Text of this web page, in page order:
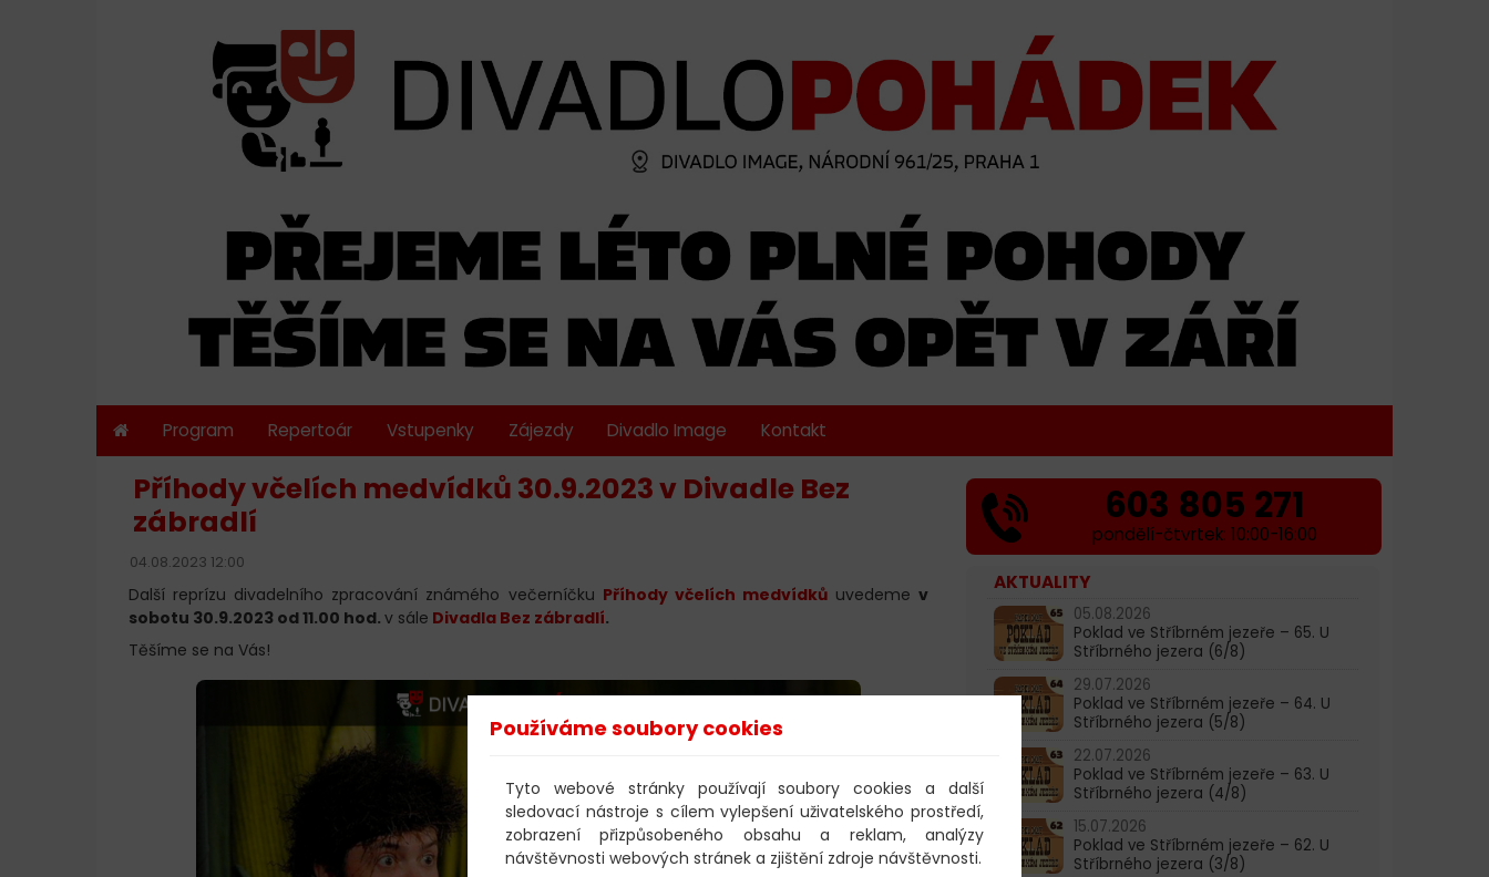
Program Repertoár Vstupenky Zájezdy Divadlo Image Kontakt
Příhody včelích medvídků 30.9.2023 v Divadle Bez
zábradlí
04.08.2023 12:00
Další reprízu divadelního zpracování známého večerníčku Příhody včelích medvídkůuvedemev
sobotu 30.9.2023 od 11.00 hod. v sále Divadla Bez zábradlí.
Těšíme se na Vás!
603 805 271
pondělí-čtvrtek: 10:00-16:00
AKTUALITY
05.08.2026
Poklad ve Stříbrném jezeře – 65. U
Stříbrného jezera (6/8)
29.07.2026
Poklad ve Stříbrném jezeře – 64. U
Stříbrného jezera (5/8)
22.07.2026
Poklad ve Stříbrném jezeře – 63. U
Stříbrného jezera (4/8)
15.07.2026
Poklad ve Stříbrném jezeře – 62. U
Stříbrného jezera (3/8)
Používáme soubory cookies
Tyto webové stránky používají soubory cookies a další
sledovací nástroje s cílem vylepšení uživatelského prostředí,
zobrazení přizpůsobeného obsahu a reklam, analýzy
návštěvnosti webových stránek a zjištění zdroje návštěvnosti.